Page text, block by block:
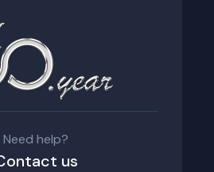
Need help?
us